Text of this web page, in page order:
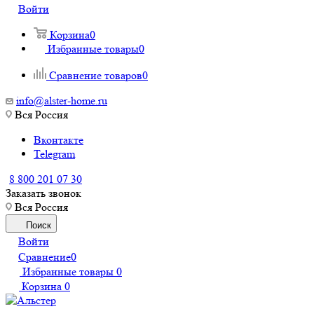
Войти
Корзина0
Избранные товары0
Сравнение товаров0
info@alster-home.ru
Вся Россия
Вконтакте
Telegram
8 800 201 07 30
Заказать звонок
Вся Россия
Поиск
Войти
Сравнение0
Избранные товары 0
Корзина 0